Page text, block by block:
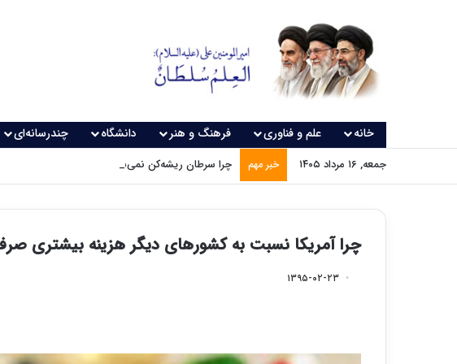
خانه علم و فناوری فرهنگ و هنر دانشگاه چندرسانه‌ای
جمعه, ۱۶ مرداد ۱۴۰۵ خبر مهم چرا سرطان ریشه‌کن نمی‌شود؟
چرا آمریکا نسبت به کشورهای دیگر هزینه بیشتری
۱۳۹۵-۰۲-۲۳